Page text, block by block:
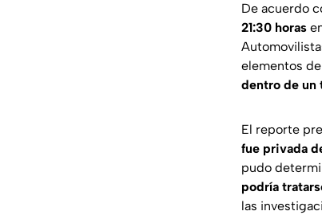
De acuerdo
21:30 horas
elementos
dentro de un
El reporte
fue privada
pudo
podría
las